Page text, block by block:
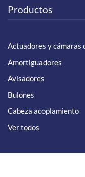
Productos
Actuadores y cámaras
Amortiguadores
Avisadores
Bulones
Cabeza acoplamiento
Ver todos